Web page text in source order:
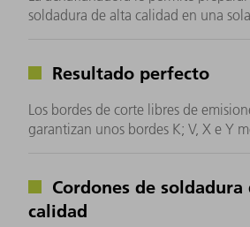
soldadura de alta calidad en una
Resultado perfecto
Los bordes de corte libres de
garantizan unos bordes K; V, X e Y
Cordones de soldadura
calidad